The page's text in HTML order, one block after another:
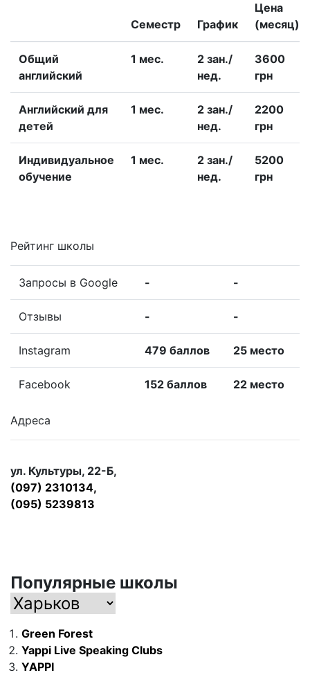
Семестр График
Цена
(месяц)
Общий
английский
1 меc.
2 зан./
нед.
3600
грн
Английский для
детей
1 меc.
2 зан./
нед.
2200
грн
Индивидуальное
обучение
1 меc.
2 зан./
нед.
5200
грн
Рейтинг школы
Запросы в Google - -
Отзывы - -
Instagram 479 баллов 25 место
Facebook 152 баллов 22 место
Адреса
ул. Культуры, 22-Б,
(097) 2310134,
(095) 5239813
Популярные школы
Green Forest
Yappi Live Speaking Clubs
YAPPI